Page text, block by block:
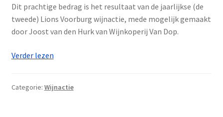
Dit prachtige bedrag is het resultaat van de jaarlijkse (de
tweede) Lions Voorburg wijnactie, mede mogelijk gemaakt
door Joost van den Hurk van Wijnkoperij Van Dop.
Verder lezenWijnactie
€
Categorie: Wijnactie